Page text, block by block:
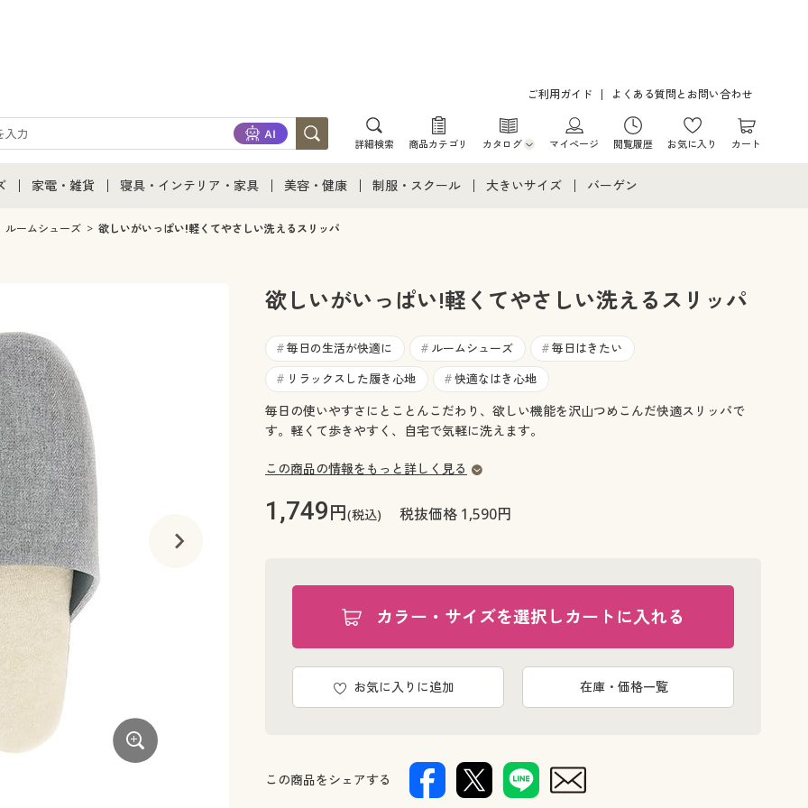
ご利用ガイド よくある質問とお問い合わせ
詳細検索 商品カテゴリ カタログ
カタログ・チラシからのご注文
マイページ 閲覧履歴 お気に入り カート
通販すべて
家電・雑貨
家電・雑貨すべて
寝具・インテリア・家具
寝具・インテリア・家具通販すべて
カーテン・ラグ・ファブリック
美容・健康
美容・健康通販すべて
制服・スクール
ジュニア・ティーンズ下着
大きいサイズ
大きいサイズ レディース下着
大きいサイズ メンズ
大きいサイズ 事務・制服
バーゲン
ルームシューズ 欲しいがいっぱい!軽くてやさしい洗えるスリッパ
欲しいがいっぱい!軽くてやさしい洗えるスリッパ
# 毎日の生活が快適に # ルームシューズ # 毎日はきたい
# リラックスした履き心地 # 快適なはき心地
毎日の使いやすさにとことんこだわり、欲しい機能を沢山つめこんだ快適スリッパで
す。軽くて歩きやすく、自宅で気軽に洗えます。
この商品の情報をもっと詳しく見る
1,749円(税込) 税抜価格 1,590円
カラー・サイズを選択しカートに入れる
お気に入りに追加 在庫・価格一覧
この商品をシェアする